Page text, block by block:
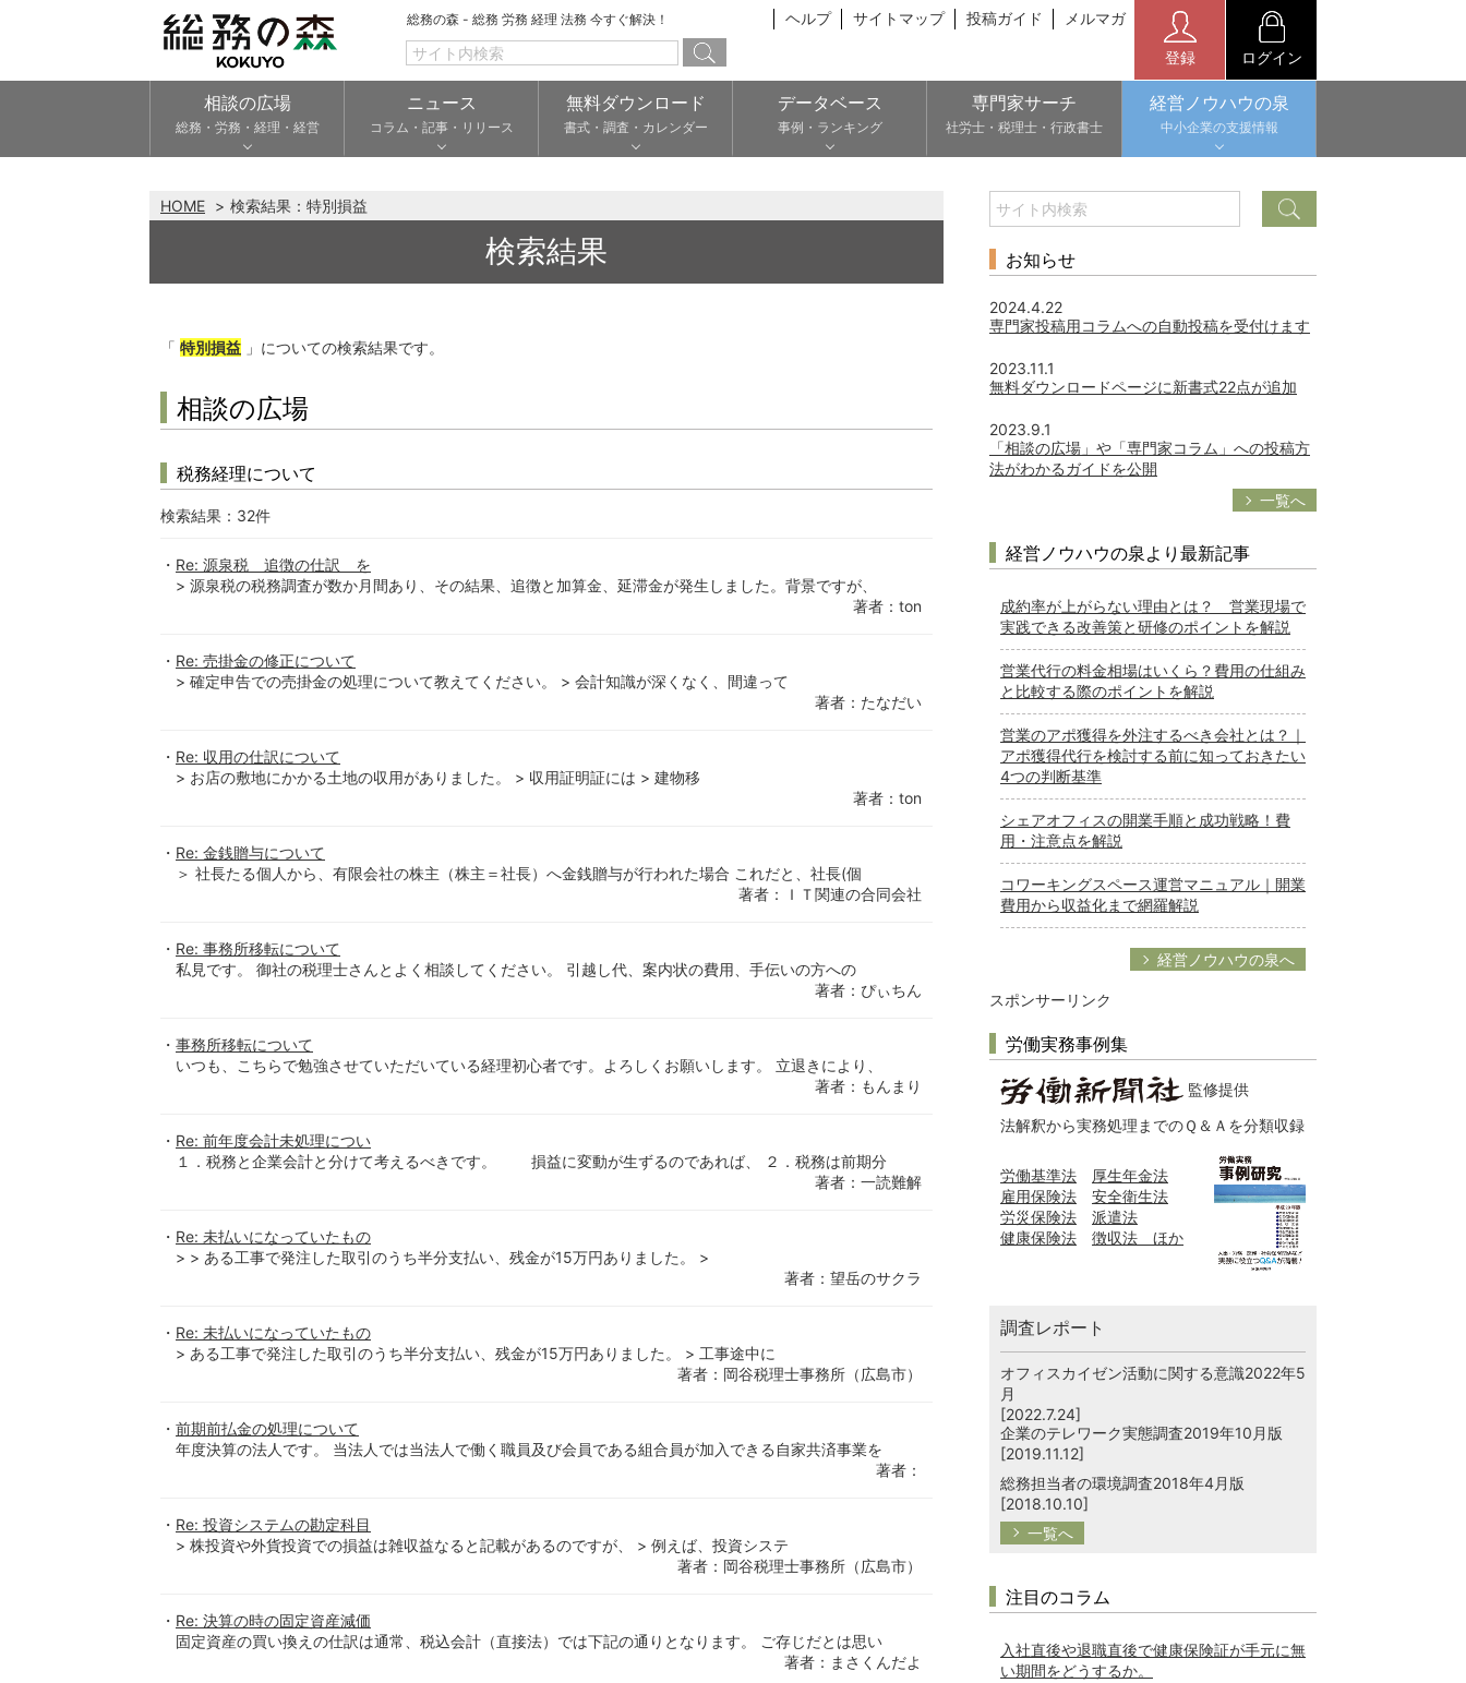
総務の森 - 総務 労務 経理 法務 今すぐ解決！ ヘルプ サイトマップ 投稿ガイド メルマガ
登録 ログイン
相談の広場
総務・労務・経理・経営
ニュース
コラム・記事・リリース
無料ダウンロード
書式・調査・カレンダー
データベース
事例・ランキング
専門家サーチ
社労士・税理士・行政書士
経営ノウハウの泉
中小企業の支援情報
HOME 検索結果： 特別損益
検索結果
「 特別損益 」についての検索結果です。
相談の広場
税務経理について
検索結果： 32件
Re: 源泉税 追徴の仕訳 を
> 源泉税の税務調査が数か月間あり、その結果、追徴と加算金、延滞金が発生しました。背景ですが、
著者：ton
Re: 売掛金の修正について
> 確定申告での売掛金の処理について教えてください。 > 会計知識が深くなく、間違って
著者：たなだい
Re: 収用の仕訳について
> お店の敷地にかかる土地の収用がありました。 > 収用証明証には > 建物移
著者：ton
Re: 金銭贈与について
＞ 社長たる個人から、有限会社の株主（株主＝社長）へ金銭贈与が行われた場合 これだと、社長(個
著者：ＩＴ関連の合同会社
Re: 事務所移転について
私見です。 御社の税理士さんとよく相談してください。 引越し代、案内状の費用、手伝いの方への
著者：ぴぃちん
事務所移転について
いつも、こちらで勉強させていただいている経理初心者です。よろしくお願いします。 立退きにより、
著者：もんまり
Re: 前年度会計未処理につい
１．税務と企業会計と分けて考えるべきです。 損益に変動が生ずるのであれば、 ２．税務は前期分
著者：一読難解
Re: 未払いになっていたもの
> > ある工事で発注した取引のうち半分支払い、残金が15万円ありました。 >
著者：望岳のサクラ
Re: 未払いになっていたもの
> ある工事で発注した取引のうち半分支払い、残金が15万円ありました。 > 工事途中に
著者：岡谷税理士事務所（広島市）
前期前払金の処理について
年度決算の法人です。 当法人では当法人で働く職員及び会員である組合員が加入できる自家共済事業を
著者：
Re: 投資システムの勘定科目
> 株投資や外貨投資での損益は雑収益なると記載があるのですが、 > 例えば、投資システ
著者：岡谷税理士事務所（広島市）
Re: 決算の時の固定資産減価
固定資産の買い換えの仕訳は通常、税込会計（直接法）では下記の通りとなります。 ご存じだとは思い
著者：まさくんだよ
お知らせ
2024.4.22
専門家投稿用コラムへの自動投稿を受付けます
2023.11.1
無料ダウンロードページに新書式22点が追加
2023.9.1
「相談の広場」や「専門家コラム」への投稿方
法がわかるガイドを公開
一覧へ
経営ノウハウの泉より最新記事
成約率が上がらない理由とは？ 営業現場で
実践できる改善策と研修のポイントを解説
営業代行の料金相場はいくら？費用の仕組み
と比較する際のポイントを解説
営業のアポ獲得を外注するべき会社とは？｜
アポ獲得代行を検討する前に知っておきたい
4つの判断基準
シェアオフィスの開業手順と成功戦略！費
用・注意点を解説
コワーキングスペース運営マニュアル｜開業
費用から収益化まで網羅解説
経営ノウハウの泉へ
スポンサーリンク
労働実務事例集
監修提供
法解釈から実務処理までのＱ＆Ａを分類収録
労働基準法
厚生年金法
雇用保険法
安全衛生法
労災保険法
派遣法
健康保険法
徴収法 ほか
調査レポート
オフィスカイゼン活動に関する意識2022年5
月
[2022.7.24]
企業のテレワーク実態調査2019年10月版
[2019.11.12]
総務担当者の環境調査2018年4月版
[2018.10.10]
一覧へ
注目のコラム
入社直後や退職直後で健康保険証が手元に無
い期間をどうするか。